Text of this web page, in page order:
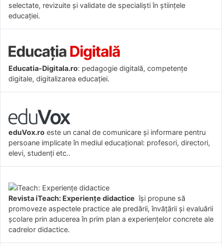
selectate, revizuite și validate de specialiști în științele
educației.
Educatia-Digitala.ro: pedagogie digitală, competențe
digitale, digitalizarea educației.
eduVox.ro este un canal de comunicare și informare pentru
persoane implicate în mediul educațional: profesori, directori,
elevi, studenți etc..
Revista iTeach: Experienţe didactice îşi propune să
promoveze aspectele practice ale predării, învăţării şi evaluării
şcolare prin aducerea în prim plan a experienţelor concrete ale
cadrelor didactice.